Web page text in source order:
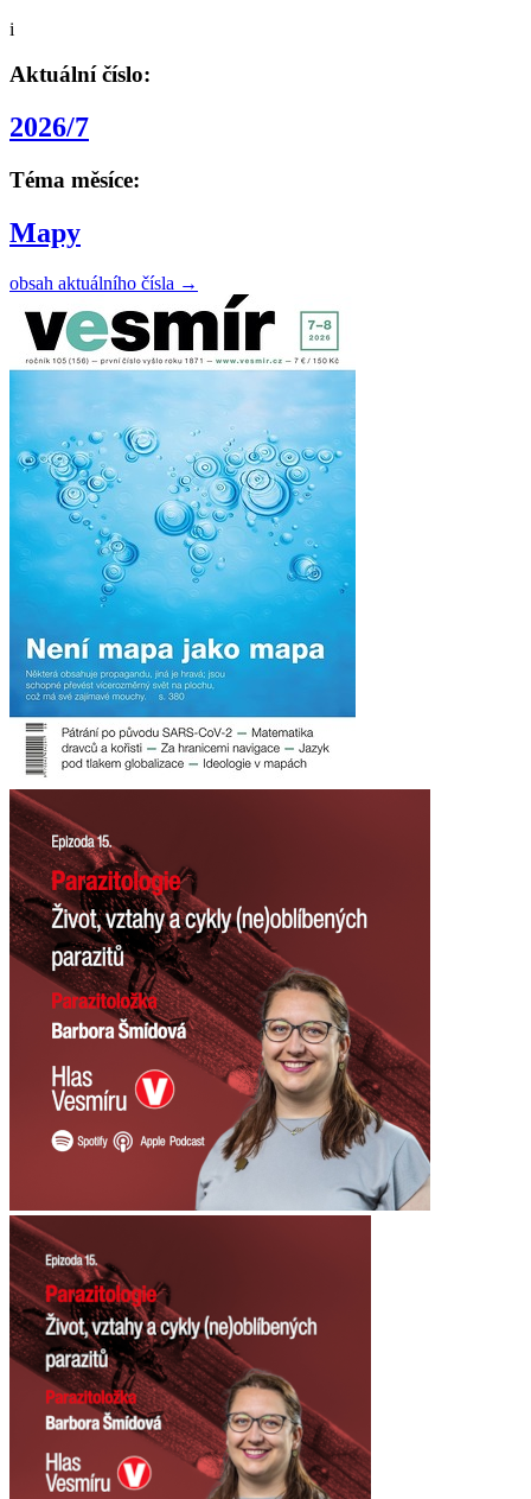
i
Aktuální číslo:
2026/7
Téma měsíce:
Mapy
obsah aktuálního čísla →